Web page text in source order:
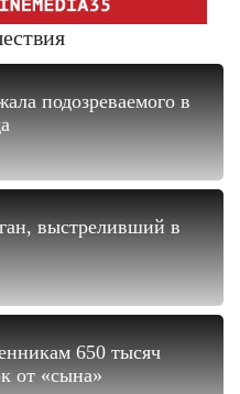
подозреваемого в
выстреливший в
650 тысяч
от «сына»